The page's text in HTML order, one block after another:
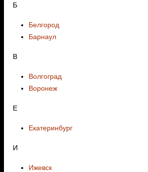
Б
Белгород
Барнаул
В
Волгоград
Воронеж
E
Екатеринбург
И
Ижевск